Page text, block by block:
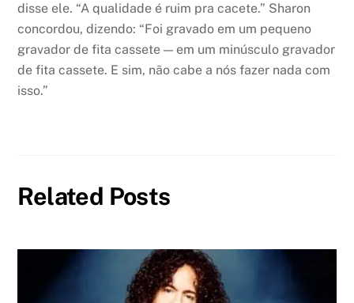
disse ele. “A qualidade é ruim pra cacete.” Sharon
concordou, dizendo: “Foi gravado em um pequeno
gravador de fita cassete — em um minúsculo gravador
de fita cassete. E sim, não cabe a nós fazer nada com
isso.”
Related Posts